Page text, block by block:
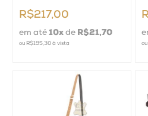
R$217,00
em até 10xde R$21,70
ou R$195,30à vista ou